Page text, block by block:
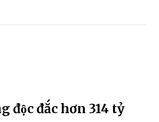
độc đắc hơn 314 tỷ